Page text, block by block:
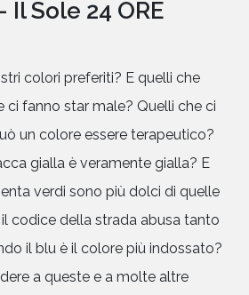
Sole 24 ORE
colori preferiti? E quelli che
ci fanno star male? Quelli che ci
un colore essere terapeutico?
gialla è veramente gialla? E
verdi sono più dolci di quelle
codice della strada abusa tanto
il blu è il colore più indossato?
a queste e a molte altre